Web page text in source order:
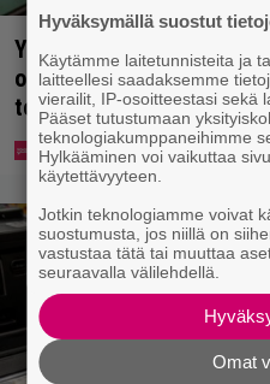
Yle: Uuden lain myötä
osaamisestaan
toivovat rangaistusta
Hyväksymällä suostut
Käytämme laitetunnisteita ja
laitteellesi saadaksemme
vierailit, IP-osoitteestasi sekä
Pääset tutustumaan
teknologiakumppaneihimme
Hylkääminen voi vaikuttaa
käytettävyyteen.
Jotkin teknologiamme voivat
suostumusta, jos niillä on
vastustaa tätä tai muuttaa
seuraavalla välilehdellä.
Omat